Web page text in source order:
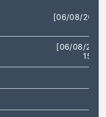
[06/08/2026]
[06/08/2026
15:51]